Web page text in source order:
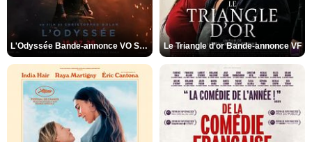
L'Odyssée Bande-annonce VO STFR Le Triangle d'or Bande-annonce VF